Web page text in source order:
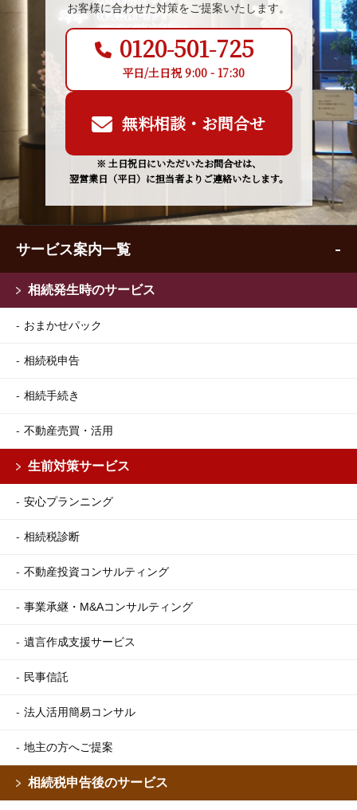
お客様に合わせた対策をご提案いたします。
0120-501-725
平日/土日祝 9:00 - 17:30
無料相談・お問合せ
※ 土日祝日にいただいたお問合せは、
翌営業日（平日）に担当者よりご連絡いたします。
サービス案内一覧
相続発生時のサービス
おまかせパック
相続税申告
相続手続き
不動産売買・活用
生前対策サービス
安心プランニング
相続税診断
不動産投資コンサルティング
事業承継・M&Aコンサルティング
遺言作成支援サービス
民事信託
法人活用簡易コンサル
地主の方へご提案
相続税申告後のサービス